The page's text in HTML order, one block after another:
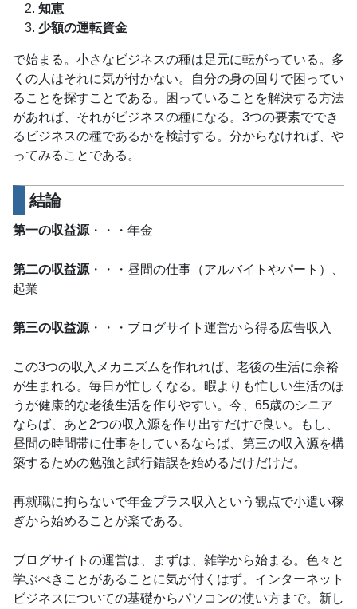
知恵
少額の運転資金
で始まる。小さなビジネスの種は足元に転がっている。多
くの人はそれに気が付かない。自分の身の回りで困ってい
ることを探すことである。困っていることを解決する方法
があれば、それがビジネスの種になる。3つの要素ででき
るビジネスの種であるかを検討する。分からなければ、や
ってみることである。
結論
第一の収益源 ・・・年金
第二の収益源 ・・・昼間の仕事（アルバイトやパート）、
起業
第三の収益源 ・・・ブログサイト運営から得る広告収入
この3つの収入メカニズムを作れれば、老後の生活に余裕
が生まれる。毎日が忙しくなる。暇よりも忙しい生活のほ
うが健康的な老後生活を作りやすい。今、65歳のシニア
ならば、あと2つの収入源を作り出すだけで良い。もし、
昼間の時間帯に仕事をしているならば、第三の収入源を構
築するための勉強と試行錯誤を始めるだけだけだ。
再就職に拘らないで年金プラス収入という観点で小遣い稼
ぎから始めることが楽である。
ブログサイトの運営は、まずは、雑学から始まる。色々と
学ぶべきことがあることに気が付くはず。インターネット
ビジネスについての基礎からパソコンの使い方まで。新し